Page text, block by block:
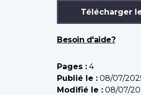
Télécharger
Besoin d'aide?
Pages : 4
Publié le : 08/07/
Modifié le : 08/07/